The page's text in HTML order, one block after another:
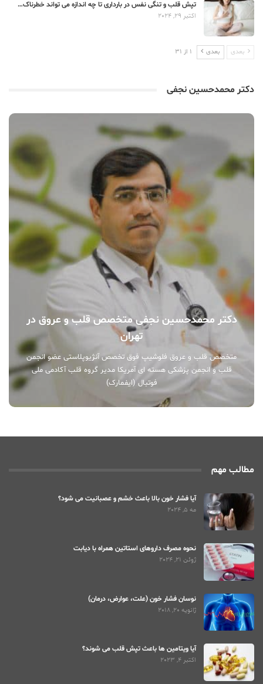
تپش قلب و تنگی نفس در بارداری تا چه اندازه می تواند خطرناک…
اکتبر 29, 2024
بعدی بعدی 1 از 31
دکتر محمدحسین نجفی
دکتر محمدحسین نجفی متخصص قلب و عروق در
تهران
متخصص قلب و عروق فلوشیپ فوق تخصص آنژیوپلاستی عضو انجمن
قلب و انجمن پزشکی هسته ای آمریکا مدیر گروه قلب آکادمی ملی
فوتبال (ایفمارک)
مطالب مهم
آیا فشار خون بالا باعث خشم و عصبانیت می شود؟
مه 5, 2024
نحوه مصرف داروهای استاتین همراه با دیابت
ژوئن 21, 2024
نوسان فشار خون (علت، عوارض، درمان)
ژانویه 20, 2018
آیا ویتامین ها باعث تپش قلب می شوند؟
اکتبر 4, 2023